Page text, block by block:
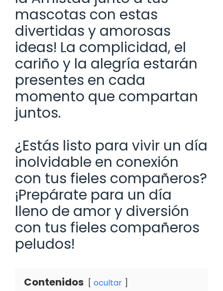
mascotas con estas
divertidas y amorosas
ideas! La complicidad, el
cariño y la alegría estarán
presentes en cada
momento que compartan
juntos.
¿Estás listo para vivir un día
inolvidable en conexión
con tus fieles compañeros?
¡Prepárate para un día
lleno de amor y diversión
con tus fieles compañeros
peludos!
Contenidos ocultar